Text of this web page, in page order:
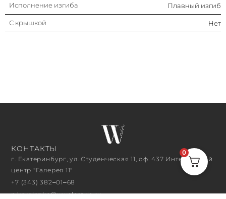
Исполнение изгиба Плавный изгиб
С крышкой Нет
КОНТАКТЫ
г. Екатеринбург, ул. Студенческая 11, оф. 437 Интерьерный
центр "Галерея 11"
+7 (343) 382‒01‒68
n.kovalenko@wwelectric.ru
0